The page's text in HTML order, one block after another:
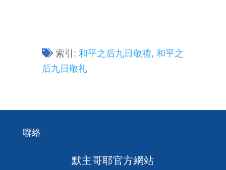
索引:和平之后九日敬禮,和平之
后九日敬礼
聯絡
默主哥耶官方網站